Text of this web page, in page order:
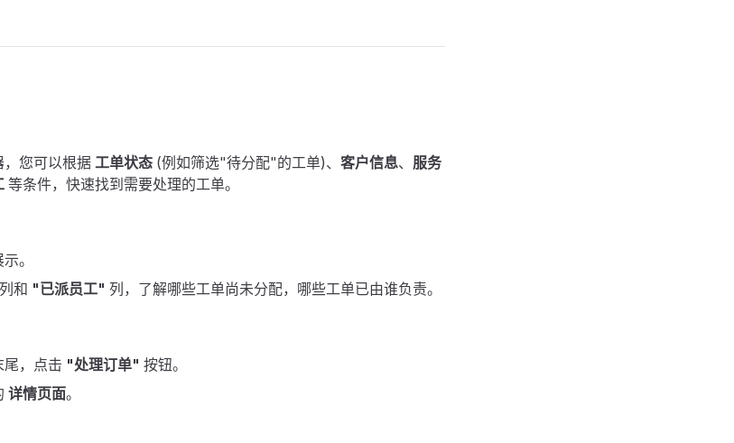
您可以根据 工单状态 (例如筛选"待分配"的工单)、 客户信息、 服务
等条件，快速找到需要处理的工单。
。
列和 "已派员工" 列，了解哪些工单尚未分配，哪些工单已由谁负责。
，点击 "处理订单" 按钮。
详情页面。